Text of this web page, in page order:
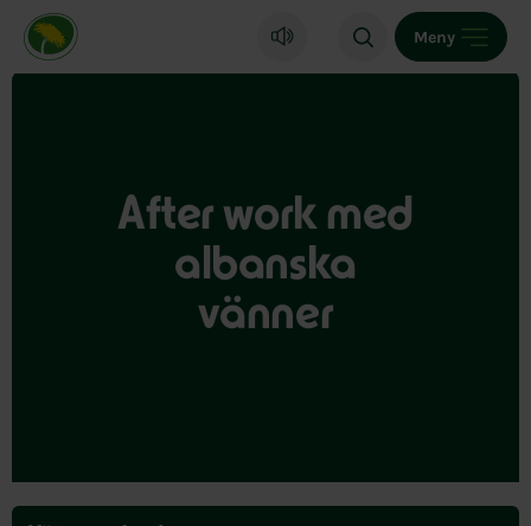
Miljöpartiet de gröna, startsida
Meny
After work med
albanska
vänner
Hoppa